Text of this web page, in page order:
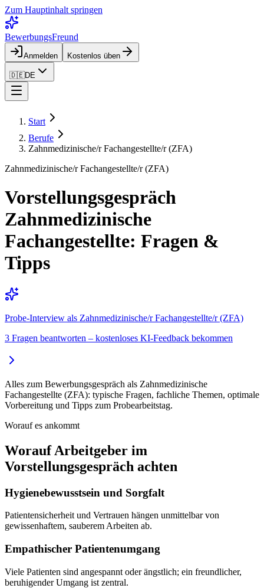
Zum Hauptinhalt springen
BewerbungsFreund
Anmelden Kostenlos üben
🇩🇪DE
Start
Berufe
Zahnmedizinische/r Fachangestellte/r (ZFA)
Zahnmedizinische/r Fachangestellte/r (ZFA)
Vorstellungsgespräch
Zahnmedizinische
Fachangestellte: Fragen &
Tipps
Probe-Interview als Zahnmedizinische/r Fachangestellte/r (ZFA)
3 Fragen beantworten – kostenloses KI-Feedback bekommen
Alles zum Bewerbungsgespräch als Zahnmedizinische
Fachangestellte (ZFA): typische Fragen, fachliche Themen, optimale
Vorbereitung und Tipps zum Probearbeitstag.
Worauf es ankommt
Worauf Arbeitgeber im
Vorstellungsgespräch achten
Hygienebewusstsein und Sorgfalt
Patientensicherheit und Vertrauen hängen unmittelbar von
gewissenhaftem, sauberem Arbeiten ab.
Empathischer Patientenumgang
Viele Patienten sind angespannt oder ängstlich; ein freundlicher,
beruhigender Umgang ist zentral.